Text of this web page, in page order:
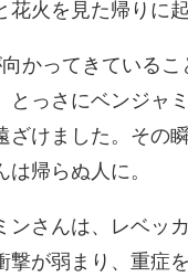
花火を見た帰りに
かってきているこ
とっさにベンジャ
ざけました。その
帰らぬ人に。
ンさんは、レベッ
撃が弱まり、重症